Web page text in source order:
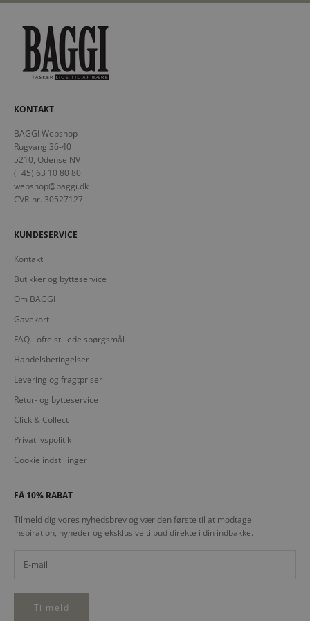
KONTAKT
BAGGI Webshop
Rugvang 36-40
5210, Odense NV
(+45) 63 10 80 80
webshop@baggi.dk
CVR-nr. 30527127
KUNDESERVICE
Kontakt
Butikker og bytteservice
Om BAGGI
Gavekort
FAQ - ofte stillede spørgsmål
Handelsbetingelser
Levering og fragtpriser
Retur- og bytteservice
Click & Collect
Privatlivspolitik
Cookie indstillinger
FÅ 10% RABAT
Tilmeld dig vores nyhedsbrev og vær den første til at modtage
inspiration, nyheder og eksklusive tilbud direkte i din indbakke.
Tilmeld